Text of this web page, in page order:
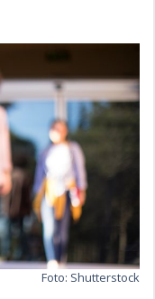
Foto: Shutterstock